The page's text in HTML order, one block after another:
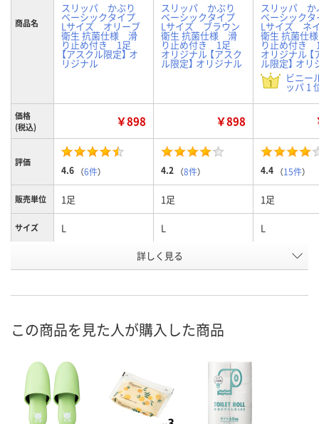
商品名
スリッパ かぶり
ベーシックタイプ
Lサイズ オリーブ
衛生 抗菌仕様 滑
り止め付き 1足
【アスクル限定】 オ
リジナル
スリッパ かぶり
ベーシックタイプ
Lサイズ ブラウン
衛生 抗菌仕様 滑
り止め付き 1足
オリジナル 【アスク
ル限定】 オリジナル
スリッパ
ベーシック
Lサイズ ネ
衛生 抗菌仕
り止め付
オリジナル 【
ル限定】 オリ
ビニー
ッパ 1
価格
(税込)
￥898 ￥898
評価
4.6 （6件） 4.2 （8件） 4.4 （15件）
販売単位 1足 1足 1足
サイズ L L L
ダークブラウン ネイビー
号
数量
カゴへ
詳しく見る
この商品を見た人が購入した商品